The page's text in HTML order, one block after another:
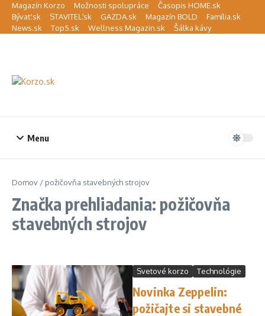
Preskočiť na obsah
Magazín Korzo Možnosti spolupráce
Časopis HOME.sk
Bývať.sk
STAVITEĽ.sk GAZDA.sk Magazín BOLD
Família.sk
News.sk
Top5.sk Wellness Magazin.sk Šálka kávy
Menu
Domov / požičovňa stavebných strojov
Značka prehliadania: požičovňa
stavebných strojov
Svetové korzo Technológie
Novinka Zeppelin:
požičajte si stavebné